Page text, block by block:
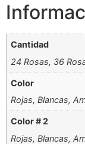
Cantidad
24 Rosas, 36
Color
Rojas, Blancas,
Color # 2
Rojas, Blancas,